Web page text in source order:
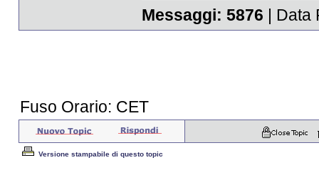
Messaggi: 5876 | Data
Fuso Orario: CET
Versione stampabile di questo topic